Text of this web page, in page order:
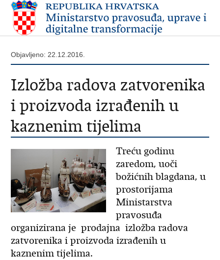
Objavljeno: 22.12.2016.
Izložba radova zatvorenika
i proizvoda izrađenih u
kaznenim tijelima
Treću godinu
zaredom, uoči
božićnih blagdana, u
prostorijama
Ministarstva
pravosuđa
organizirana je prodajna izložba radova
zatvorenika i proizvoda izrađenih u
kaznenim tijelima.